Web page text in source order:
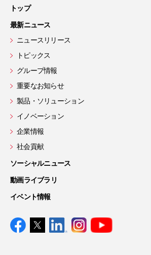
トップ
最新ニュース
ニュースリリース
トピックス
グループ情報
重要なお知らせ
製品・ソリューション
イノベーション
企業情報
社会貢献
ソーシャルニュース
動画ライブラリ
イベント情報